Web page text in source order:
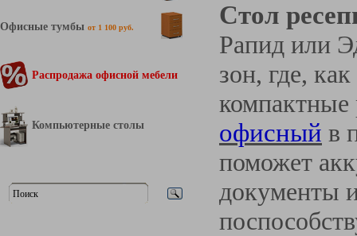
Офисные тумбы от 1 100 руб.
Распродажа офисной мебели
Компьютерные столы
Стол
Рапид или
зон, где,
компактные
офисный в
поможет
документы